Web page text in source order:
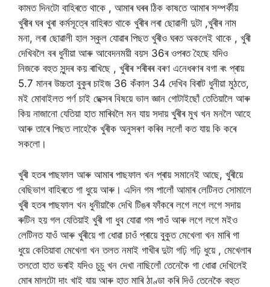
কামত দিনটো বাহিৰতে থাকে , আমাৰ ঘৰৰ ঠিক কাষতে আমাৰ সম্পৰ্কীয়
খুৰীৰ ঘৰ খুৰা কৰ্মসূত্ৰে বাহিৰত থাকে খুৰীৰ লৰা ছোৱালী দুটা ,খুৰীৰ নাম
মনা, লৰা ছোৱালী হাল স্কুল যোৱাৰ পিছত খুৰীও ঘৰত অকলেই থাকে , খুৰী
দেখিবলৈ বৰ ধুনীয়া আৰু আবেদনময়ী বয়স 36ৰ ওপৰত হৈছে যদিও
নিজকে বহুত সুন্দৰ কয় ৰাখিছে , খুৰীৰ শৰীৰৰ বৰণ এনেধৰণৰ বগা ৰং প্ৰায়
5.7 মানৰ উচ্চতা বুকুৰ চাইজ 36 কঁকাল 34 দেখিব বিৰাট ধুনীয়া মুঠতে,
মই মোবাইলত পৰ্ণ চাই ছেক্সৰ বিষয়ে ভাল জ্ঞান গোটাইছোঁ তেতিয়ালৈ আৰু
কিয় নাজানো যেতিয়া হাত মাৰিবলৈ মন যায় সদায় খুৰীৰ মুখ খন মনলৈ আহে
আৰু তাৰে পিছত লাহেকৈ খুৰীক অনুসৰণ কৰিব ললোঁ কত যায় কি কৰে
সকলো।
খুৰী হতৰ পাছফাল আৰু আমাৰ পাছফাল খন প্ৰায় সমানেই আছে, খুৰীয়ে
বেছিভাগ বাহিৰতে গা ধুয়ে আৰু। এদিন গম পালোঁ আমাৰ লেটিনত সোমালে
খুৰী হতৰ পাছফাল খন ধুনীয়াকৈ দেখি টিঙৰ ফাঁকৰে লগে লগে লগে সদায়
ৰুটিন হয় গল যেতিয়াই খুৰী গা ধুব যোৱা গম পাওঁ আৰু লগে লগে মইও
লেটিনত যাওঁ আৰু খুৰীয়ে গা ধোৱা চাওঁ প্ৰায়ে বুকুত মেখেলা খন মাৰি গা
ধুয়ে কেতিয়াবা মেখেলা খন তলত নমাই গাখীৰ দুটা গঢ়ি গঢ়ি ধুয়ে , মেখেলাৰ
তলতো হাত ভৰাই যদিও চুচু খন দেখা নাছিলোঁ তেনেকৈ গা ধোৱা দেখিলেই
মোৰ মালটো দাং খাই যায় আৰু হাত মাৰি ঠাণ্ডা কৰি দিওঁ তেনেকৈ বহুত